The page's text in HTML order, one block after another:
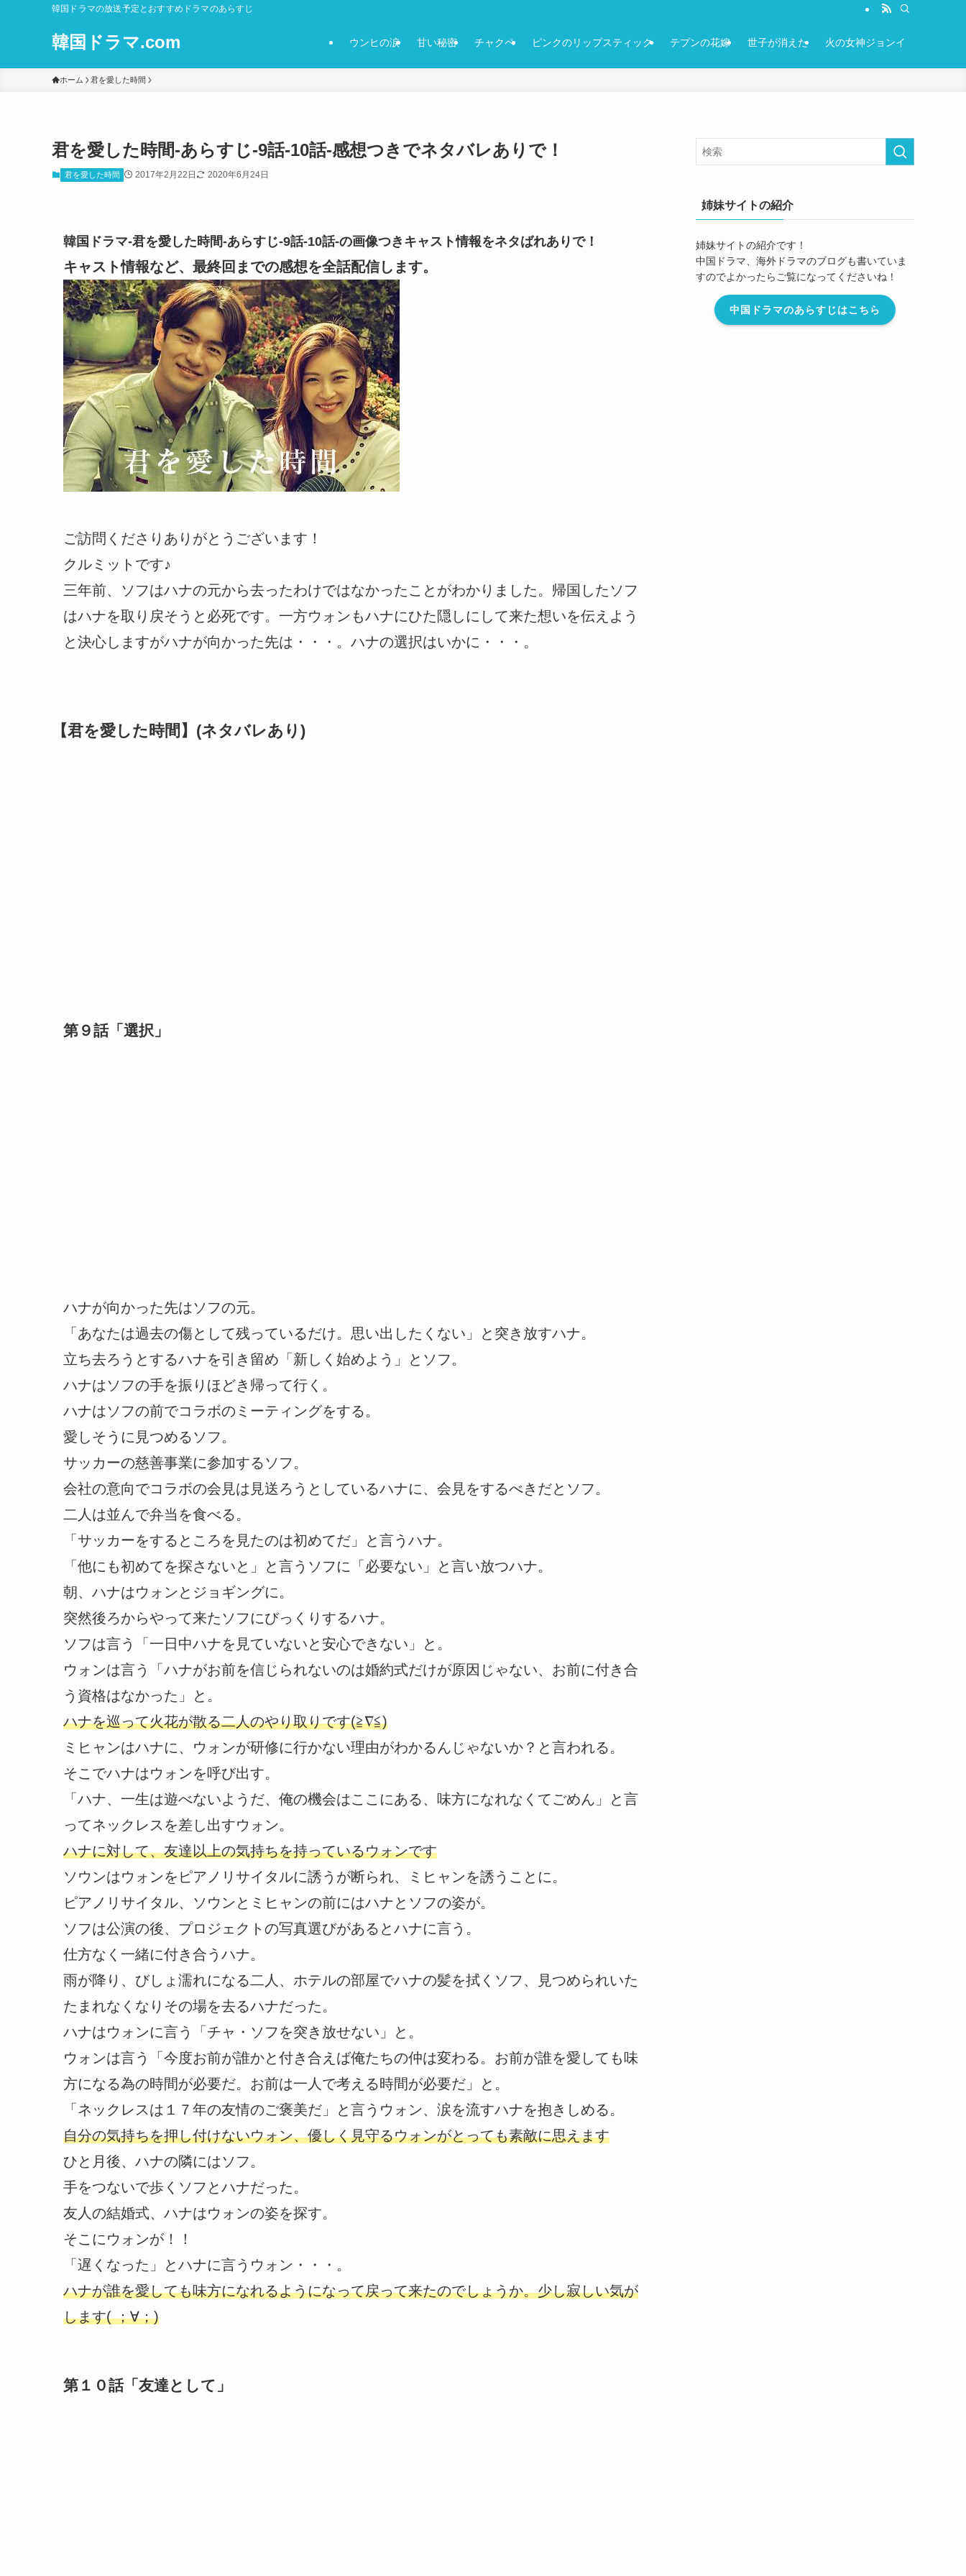
韓国ドラマの放送予定とおすすめドラマのあらすじ
韓国ドラマ.com ウンヒの涙 甘い秘密 チャクペ ピンクのリップスティック テプンの花嫁 世子が消えた 火の女神ジョンイ
ホーム 君を愛した時間
君を愛した時間-あらすじ-9話-10話-感想つきでネタバレありで！
君を愛した時間 2017年2月22日 2020年6月24日
韓国ドラマ-君を愛した時間-あらすじ-9話-10話-の画像つきキャスト情報をネタばれありで！
キャスト情報など、最終回までの感想を全話配信します。
ご訪問くださりありがとうございます！
クルミットです♪
三年前、ソフはハナの元から去ったわけではなかったことがわかりました。帰国したソフ
はハナを取り戻そうと必死です。一方ウォンもハナにひた隠しにして来た想いを伝えよう
と決心しますがハナが向かった先は・・・。ハナの選択はいかに・・・。
【君を愛した時間】(ネタバレあり)
第９話「選択」
ハナが向かった先はソフの元。
「あなたは過去の傷として残っているだけ。思い出したくない」と突き放すハナ。
立ち去ろうとするハナを引き留め「新しく始めよう」とソフ。
ハナはソフの手を振りほどき帰って行く。
ハナはソフの前でコラボのミーティングをする。
愛しそうに見つめるソフ。
サッカーの慈善事業に参加するソフ。
会社の意向でコラボの会見は見送ろうとしているハナに、会見をするべきだとソフ。
二人は並んで弁当を食べる。
「サッカーをするところを見たのは初めてだ」と言うハナ。
「他にも初めてを探さないと」と言うソフに「必要ない」と言い放つハナ。
朝、ハナはウォンとジョギングに。
突然後ろからやって来たソフにびっくりするハナ。
ソフは言う「一日中ハナを見ていないと安心できない」と。
ウォンは言う「ハナがお前を信じられないのは婚約式だけが原因じゃない、お前に付き合
う資格はなかった」と。
ハナを巡って火花が散る二人のやり取りです(≧∇≦)
ミヒャンはハナに、ウォンが研修に行かない理由がわかるんじゃないか？と言われる。
そこでハナはウォンを呼び出す。
「ハナ、一生は遊べないようだ、俺の機会はここにある、味方になれなくてごめん」と言
ってネックレスを差し出すウォン。
ハナに対して、友達以上の気持ちを持っているウォンです
ソウンはウォンをピアノリサイタルに誘うが断られ、ミヒャンを誘うことに。
ピアノリサイタル、ソウンとミヒャンの前にはハナとソフの姿が。
ソフは公演の後、プロジェクトの写真選びがあるとハナに言う。
仕方なく一緒に付き合うハナ。
雨が降り、びしょ濡れになる二人、ホテルの部屋でハナの髪を拭くソフ、見つめられいた
たまれなくなりその場を去るハナだった。
ハナはウォンに言う「チャ・ソフを突き放せない」と。
ウォンは言う「今度お前が誰かと付き合えば俺たちの仲は変わる。お前が誰を愛しても味
方になる為の時間が必要だ。お前は一人で考える時間が必要だ」と。
「ネックレスは１７年の友情のご褒美だ」と言うウォン、涙を流すハナを抱きしめる。
自分の気持ちを押し付けないウォン、優しく見守るウォンがとっても素敵に思えます
ひと月後、ハナの隣にはソフ。
手をつないで歩くソフとハナだった。
友人の結婚式、ハナはウォンの姿を探す。
そこにウォンが！！
「遅くなった」とハナに言うウォン・・・。
ハナが誰を愛しても味方になれるようになって戻って来たのでしょうか。少し寂しい気が
します( ；∀；)
第１０話「友達として」
姉妹サイトの紹介
姉妹サイトの紹介です！
中国ドラマ、海外ドラマのブログも書いていま
すのでよかったらご覧になってくださいね！
中国ドラマのあらすじはこちら